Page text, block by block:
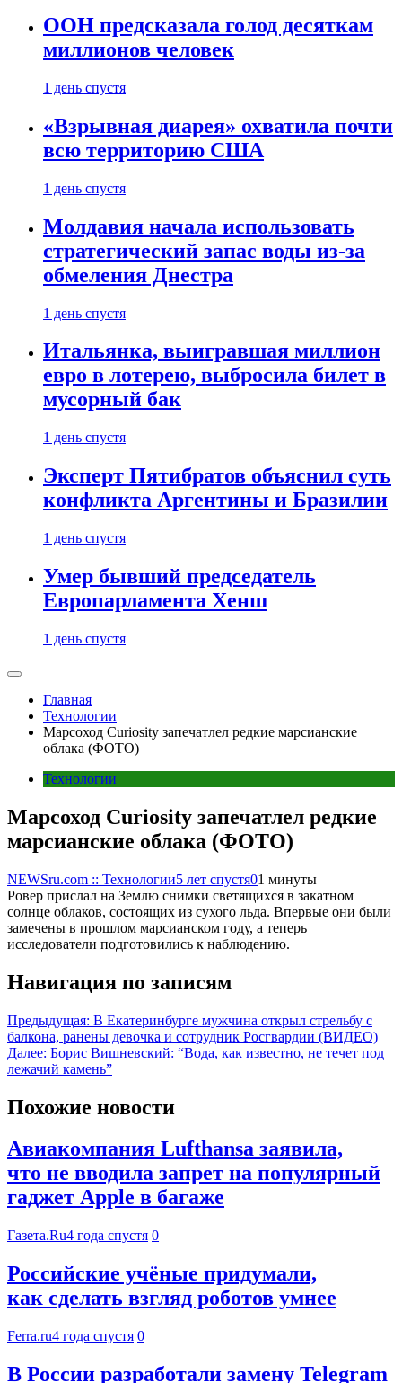
ООН предсказала голод десяткам
миллионов человек
1 день спустя
«Взрывная диарея» охватила почти
всю территорию США
1 день спустя
Молдавия начала использовать
стратегический запас воды из-за
обмеления Днестра
1 день спустя
Итальянка, выигравшая миллион
евро в лотерею, выбросила билет в
мусорный бак
1 день спустя
Эксперт Пятибратов объяснил суть
конфликта Аргентины и Бразилии
1 день спустя
Умер бывший председатель
Европарламента Хенш
1 день спустя
Главная
Технологии
Марсоход Curiosity запечатлел редкие марсианские
облака (ФОТО)
Технологии
Марсоход Curiosity запечатлел редкие
марсианские облака (ФОТО)
NEWSru.com :: Технологии5 лет спустя01 минуты
Ровер прислал на Землю снимки светящихся в закатном
солнце облаков, состоящих из сухого льда. Впервые они были
замечены в прошлом марсианском году, а теперь
исследователи подготовились к наблюдению.
Навигация по записям
Предыдущая: В Екатеринбурге мужчина открыл стрельбу с
балкона, ранены девочка и сотрудник Росгвардии (ВИДЕО)
Далее: Борис Вишневский: “Вода, как известно, не течет под
лежачий камень”
Похожие новости
Авиакомпания Lufthansa заявила,
что не вводила запрет на популярный
гаджет Apple в багаже
Газета.Ru4 года спустя 0
Российские учёные придумали,
как сделать взгляд роботов умнее
Ferra.ru4 года спустя 0
В России разработали замену Telegram